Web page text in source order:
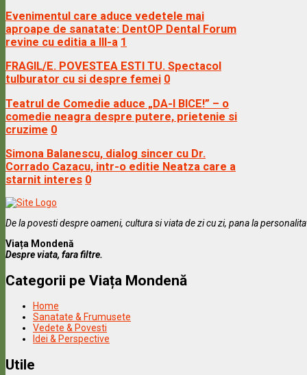
Evenimentul care aduce vedetele mai
aproape de sanatate: DentOP Dental Forum
revine cu editia a III-a 1
FRAGIL/E. POVESTEA ESTI TU. Spectacol
tulburator cu si despre femei 0
Teatrul de Comedie aduce „DA-I BICE!” – o
comedie neagra despre putere, prietenie si
cruzime 0
Simona Balanescu, dialog sincer cu Dr.
Corrado Cazacu, intr-o editie Neatza care a
starnit interes 0
De la povesti despre oameni, cultura si viata de zi cu zi, pana la
Viața Mondenă
Despre viata, fara filtre.
Categorii pe Viața Mondenă
Home
Sanatate & Frumusete
Vedete & Povesti
Idei & Perspective
Utile